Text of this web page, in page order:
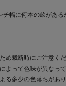
幅に何本の畝がある
め裁断時にご注意く
よって色味が異なって
る多少の色落ちがあり